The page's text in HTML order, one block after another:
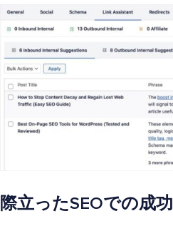
際立ったSEOでの成功